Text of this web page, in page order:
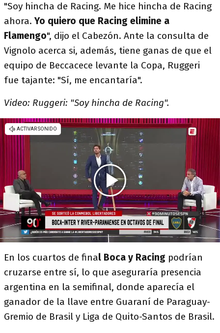
"Soy hincha de Racing. Me hice hincha de Racing
ahora. Yo quiero que Racing elimine a
Flamengo", dijo el Cabezón. Ante la consulta de
Vignolo acerca si, además, tiene ganas de que el
equipo de Beccacece levante la Copa, Ruggeri
fue tajante: "Sí, me encantaría".
Video: Ruggeri: "Soy hincha de Racing".
En los cuartos de final Boca y Racing podrían
cruzarse entre sí, lo que aseguraría presencia
argentina en la semifinal, donde aparecía el
ganador de la llave entre Guaraní de Paraguay-
Gremio de Brasil y Liga de Quito-Santos de Brasil.